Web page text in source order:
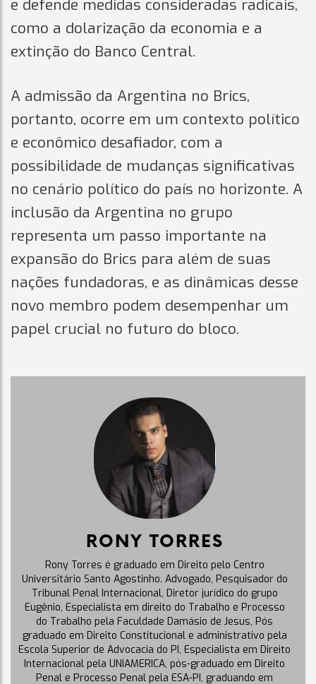
e defende medidas consideradas radicais,
como a dolarização da economia e a
extinção do Banco Central.
A admissão da Argentina no Brics,
portanto, ocorre em um contexto político
e econômico desafiador, com a
possibilidade de mudanças significativas
no cenário político do país no horizonte. A
inclusão da Argentina no grupo
representa um passo importante na
expansão do Brics para além de suas
nações fundadoras, e as dinâmicas desse
novo membro podem desempenhar um
papel crucial no futuro do bloco.
RONY TORRES
Rony Torres é graduado em Direito pelo Centro
Universitário Santo Agostinho. Advogado, Pesquisador do
Tribunal Penal Internacional, Diretor jurídico do grupo
Eugênio, Especialista em direito do Trabalho e Processo
do Trabalho pela Faculdade Damásio de Jesus, Pós
graduado em Direito Constitucional e administrativo pela
Escola Superior de Advocacia do PI, Especialista em Direito
Internacional pela UNIAMERICA, pós-graduado em Direito
Penal e Processo Penal pela ESA-PI, graduando em